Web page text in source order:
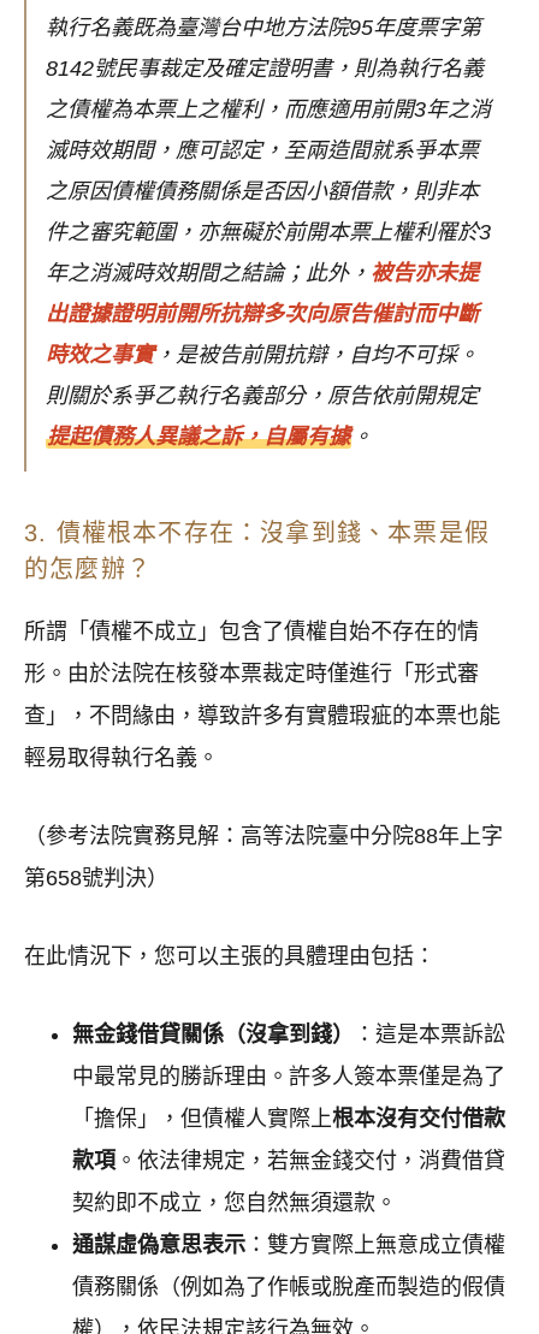
執行名義既為臺灣台中地方法院95年度票字第
8142號民事裁定及確定證明書，則為執行名義
之債權為本票上之權利，而應適用前開3年之消
滅時效期間，應可認定，至兩造間就系爭本票
之原因債權債務關係是否因小額借款，則非本
件之審究範圍，亦無礙於前開本票上權利罹於3
年之消滅時效期間之結論；此外， 被告亦未提
出證據證明前開所抗辯多次向原告催討而中斷
時效之事實，是被告前開抗辯，自均不可採。
則關於系爭乙執行名義部分，原告依前開規定
提起債務人異議之訴，自屬有據。
3. 債權根本不存在：沒拿到錢、本票是假
的怎麼辦？
所謂「債權不成立」包含了債權自始不存在的情
形。由於法院在核發本票裁定時僅進行「形式審
查」，不問緣由，導致許多有實體瑕疵的本票也能
輕易取得執行名義。
（參考法院實務見解：高等法院臺中分院88年上字
第658號判決）
在此情況下，您可以主張的具體理由包括：
無金錢借貸關係（沒拿到錢）
：這是本票訴訟
中最常見的勝訴理由。許多人簽本票僅是為了
「擔保」，但債權人實際上根本沒有交付借款
款項 。依法律規定，若無金錢交付，消費借貸
契約即不成立，您自然無須還款。
通謀虛偽意思表示 ：雙方實際上無意成立債權
債務關係（例如為了作帳或脫產而製造的假債
權），依民法規定該行為無效。